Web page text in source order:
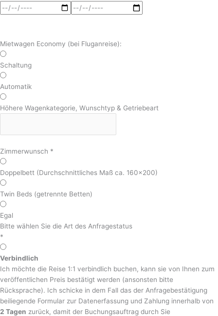
Mietwagen Economy (bei Fluganreise):
Schaltung
Automatik
Höhere Wagenkategorie, Wunschtyp & Getriebeart
Zimmerwunsch *
Doppelbett (Durchschnittliches Maß ca. 160x200)
Twin Beds (getrennte Betten)
Egal
Bitte wählen Sie die Art des Anfragestatus
*
Verbindlich
Ich möchte die Reise 1:1 verbindlich buchen, kann sie von Ihnen zum
veröffentlichen Preis bestätigt werden (ansonsten bitte
Rücksprache). Ich schicke in dem Fall das der Anfragebestätigung
beiliegende Formular zur Datenerfassung und Zahlung innerhalb von
2 Tagen zurück, damit der Buchungsauftrag durch Sie